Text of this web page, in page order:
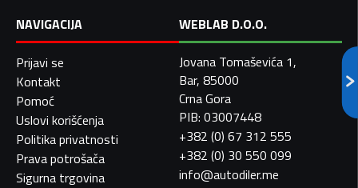
NAVIGACIJA
Prijavi se
Kontakt
Pomoć
Uslovi korišćenja
Politika privatnosti
Prava potrošača
Sigurna trgovina
WEBLAB D.O.O.
Jovana Tomaševića 1,
Bar, 85000
Crna Gora
PIB: 03007448
+382 (0) 67 312 555
+382 (0) 30 550 099
info@autodiler.me